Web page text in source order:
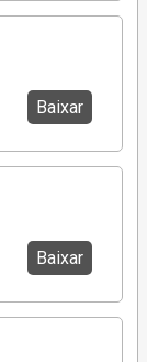
Baixar
Baixar